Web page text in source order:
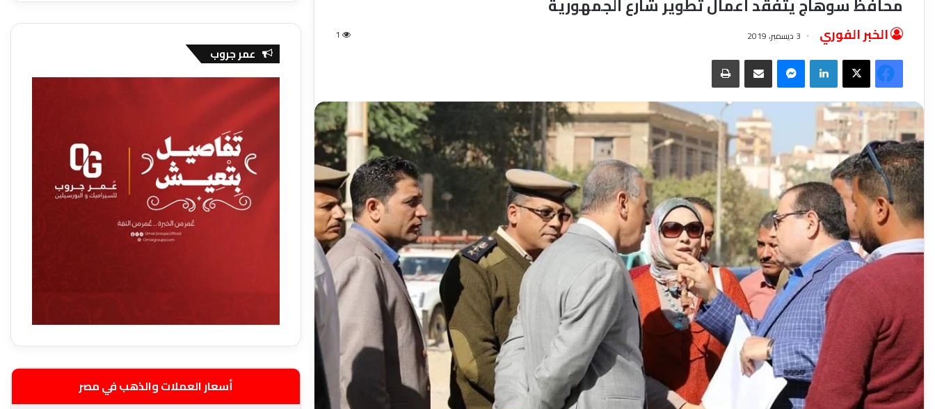
الخبر الفوري 3 ديسمبر، 2019 1
فيسبوك‫X لينكدإن ماسنجر مشاركة عبر البريد طباعة عمر جروب
أسعار العملات والذهب في مصر